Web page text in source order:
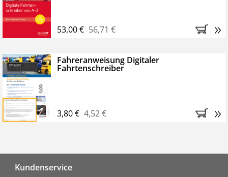
53,00 € 56,71 € »
Fahreranweisung Digitaler
Fahrtenschreiber
3,80 € 4,52 € »
Kundenservice